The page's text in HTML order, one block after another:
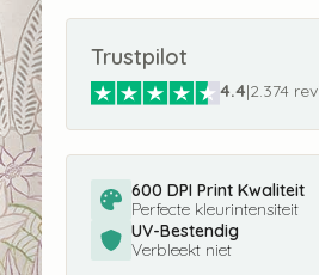
Trustpilot
4.4|2.374
600 DPI Print Kwaliteit
Perfecte kleurintensiteit
UV-Bestendig
Verbleekt niet